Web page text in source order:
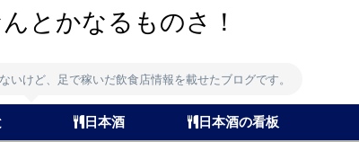
とかなるものさ！
いけど、足で稼いだ飲食店情報を載せたブログです。
日本酒 日本酒の看板